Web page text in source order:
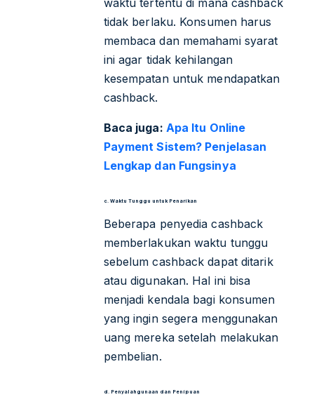
tidak berlaku. Konsumen harus
membaca dan memahami syarat
ini agar tidak kehilangan
kesempatan untuk mendapatkan
cashback.
Baca juga: Apa Itu Online
Payment Sistem? Penjelasan
Lengkap dan Fungsinya
c. Waktu Tunggu untuk Penarikan
Beberapa penyedia cashback
memberlakukan waktu tunggu
sebelum cashback dapat ditarik
atau digunakan. Hal ini bisa
menjadi kendala bagi konsumen
yang ingin segera menggunakan
uang mereka setelah melakukan
pembelian.
d. Penyalahgunaan dan Penipuan